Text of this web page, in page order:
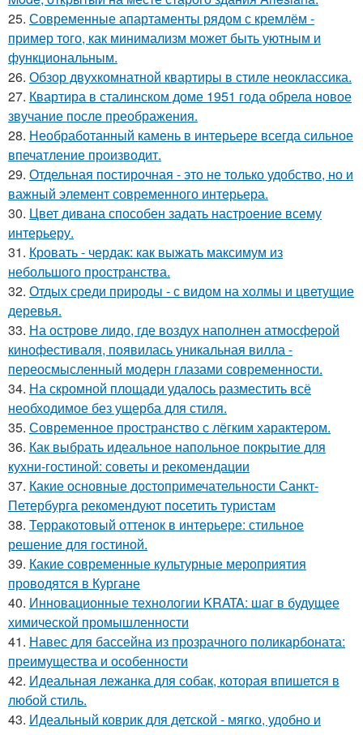
25. Современные апартаменты рядом с кремлём -
пример того, как минимализм может быть уютным и
функциональным.
26. Обзор двухкомнатной квартиры в стиле неоклассика.
27. Квартира в сталинском доме 1951 года обрела новое
звучание после преображения.
28. Необработанный камень в интерьере всегда сильное
впечатление производит.
29. Отдельная постирочная - это не только удобство, но и
важный элемент современного интерьера.
30. Цвет дивана способен задать настроение всему
интерьеру.
31. Кровать - чердак: как выжать максимум из
небольшого пространства.
32. Отдых среди природы - с видом на холмы и цветущие
деревья.
33. На острове лидо, где воздух наполнен атмосферой
кинофестиваля, появилась уникальная вилла -
переосмысленный модерн глазами современности.
34. На скромной площади удалось разместить всё
необходимое без ущерба для стиля.
35. Современное пространство с лёгким характером.
36. Как выбрать идеальное напольное покрытие для
кухни-гостиной: советы и рекомендации
37. Какие основные достопримечательности Санкт-
Петербурга рекомендуют посетить туристам
38. Терракотовый оттенок в интерьере: стильное
решение для гостиной.
39. Какие современные культурные мероприятия
проводятся в Кургане
40. Инновационные технологии KRATA: шаг в будущее
химической промышленности
41. Навес для бассейна из прозрачного поликарбоната:
преимущества и особенности
42. Идеальная лежанка для собак, которая впишется в
любой стиль.
43. Идеальный коврик для детской - мягко, удобно и